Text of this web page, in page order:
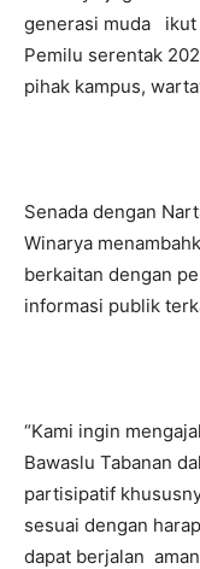
generasi muda ikut
Pemilu serentak
pihak kampus,
Senada dengan
Winarya
berkaitan dengan
informasi publik
“Kami ingin
Bawaslu Tabanan
partisipatif
sesuai dengan
dapat berjalan